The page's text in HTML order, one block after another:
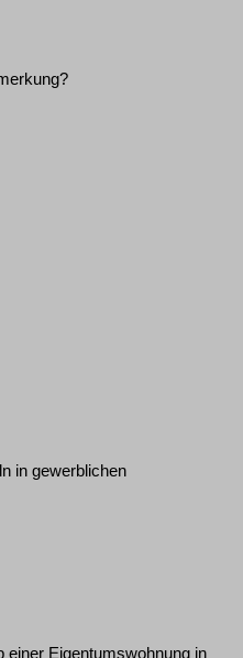
in gewerblichen
einer Eigentumswohnung in